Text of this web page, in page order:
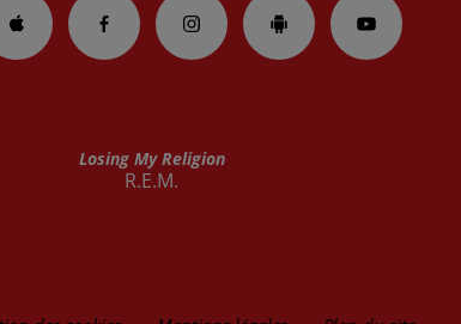
Losing My Religion
R.E.M.